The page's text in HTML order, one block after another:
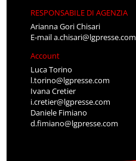
RESPONSABILE DI AGENZIA
Arianna Gori Chisari
E-maila.chisari@lgpresse.com
Account
Luca Torino
l.torino@lgpresse.com
Ivana Cretier
i.cretier@lgpresse.com
Daniele Fimiano
d.fimiano@lgpresse.com